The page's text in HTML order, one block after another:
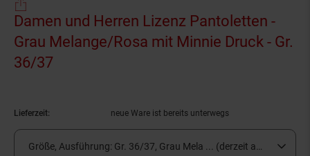
Damen und Herren Lizenz Pantoletten -
Grau Melange/Rosa mit Minnie Druck - Gr.
36/37
Lieferzeit: neue Ware ist bereits unterwegs
Größe, Ausführung: Gr. 36/37, Grau Mela ... (derzeit ausverkauft)